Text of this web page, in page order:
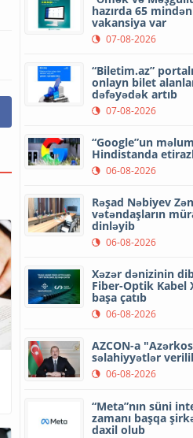
hazırda 65
vakansiya var
07-08-2026
“Biletim.az”
onlayn bilet
dəfəyədək artıb
07-08-2026
“Google”un
Hindistanda
06-08-2026
Rəşad Nəbiyev
vətəndaşların
dinləyib
06-08-2026
Xəzər dənizinin
Fiber-Optik Kabel
başa çatıb
06-08-2026
AZCON-a
səlahiyyətlər
06-08-2026
“Meta”nın süni
zamanı başqa
daxil olub